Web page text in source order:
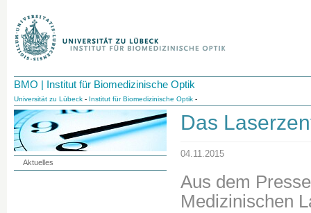
BMO | Institut für Biomedizinische Optik
Universität zu Lübeck - Institut für Biomedizinische Optik -
Das
04.11.2015
Aus dem
Medizinischen
Aktuelles